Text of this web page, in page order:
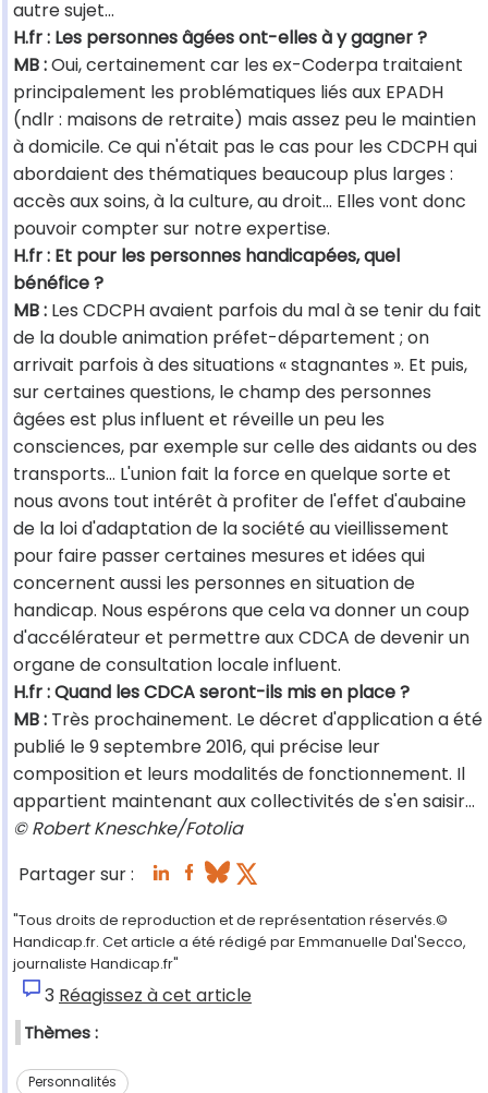
autre sujet…
H.fr : Les personnes âgées ont-elles à y gagner ?
MB :Oui, certainement car les ex-Coderpa traitaient
principalement les problématiques liés aux EPADH
(ndlr : maisons de retraite) mais assez peu le maintien
à domicile. Ce qui n'était pas le cas pour les CDCPH qui
abordaient des thématiques beaucoup plus larges :
accès aux soins, à la culture, au droit… Elles vont donc
pouvoir compter sur notre expertise.
H.fr : Et pour les personnes handicapées, quel
bénéfice ?
MB : Les CDCPH avaient parfois du mal à se tenir du fait
de la double animation préfet-département ; on
arrivait parfois à des situations « stagnantes ». Et puis,
sur certaines questions, le champ des personnes
âgées est plus influent et réveille un peu les
consciences, par exemple sur celle des aidants ou des
transports… L'union fait la force en quelque sorte et
nous avons tout intérêt à profiter de l'effet d'aubaine
de la loi d'adaptation de la société au vieillissement
pour faire passer certaines mesures et idées qui
concernent aussi les personnes en situation de
handicap. Nous espérons que cela va donner un coup
d'accélérateur et permettre aux CDCA de devenir un
organe de consultation locale influent.
H.fr : Quand les CDCA seront-ils mis en place ?
MB : Très prochainement. Le décret d'application a été
publié le 9 septembre 2016, qui précise leur
composition et leurs modalités de fonctionnement. Il
appartient maintenant aux collectivités de s'en saisir…
© Robert Kneschke/Fotolia
Partager sur :
"Tous droits de reproduction et de représentation réservés.©
Handicap.fr. Cet article a été rédigé par Emmanuelle Dal'Secco,
journaliste Handicap.fr"
3 Réagissez à cet article
Thèmes :
Personnalités